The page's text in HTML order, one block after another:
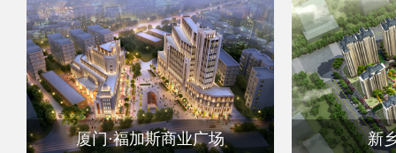
厦门·福加斯商业广场 新